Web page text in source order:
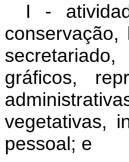
I -
gráficos,
vegetativas,